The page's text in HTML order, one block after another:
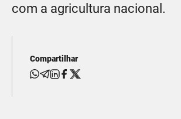
com a agricultura nacional.
Compartilhar